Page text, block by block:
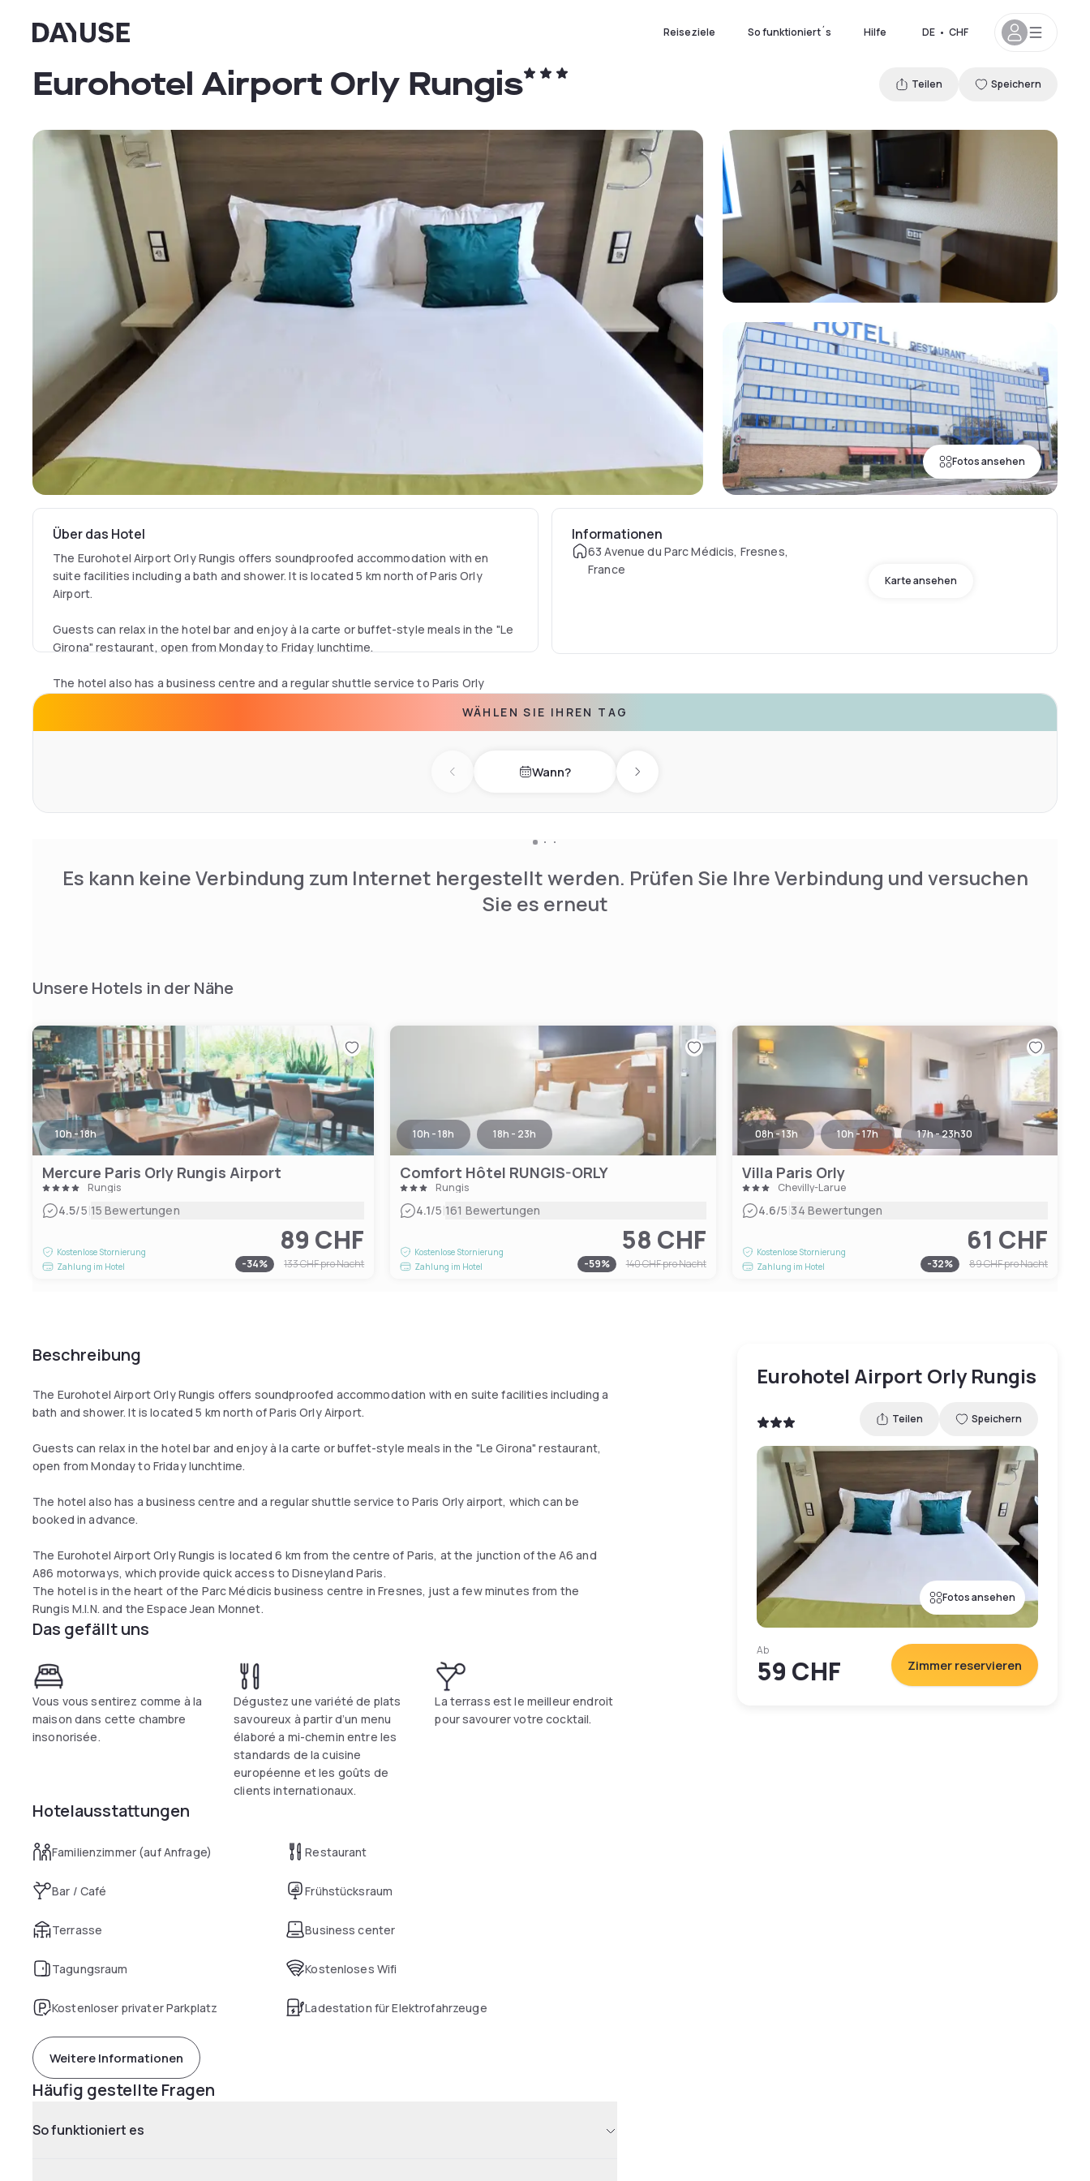
Dayuse Reiseziele So funktioniert´s Hilfe DE • CHF
Fotos ansehen
Eurohotel Airport Orly Rungis Teilen Speichern
Über das Hotel
The Eurohotel Airport Orly Rungis offers soundproofed accommodation with en
suite facilities including a bath and shower. It is located 5 km north of Paris Orly
Airport.
Guests can relax in the hotel bar and enjoy à la carte or buffet-style meals in the "Le
Girona" restaurant, open from Monday to Friday lunchtime.
The hotel also has a business centre and a regular shuttle service to Paris Orly
The Eurohotel Airport Orly Rungis is located 6 km from the centre of Paris, at the
Informationen
63 Avenue du Parc Médicis, Fresnes,
France
Karte ansehen
WÄHLEN SIE IHREN TAG
Previous day Wann? Next day
Es kann keine Verbindung zum Internet hergestellt werden. Prüfen Sie Ihre Verbindung und versuchen
Sie es erneut
Unsere Hotels in der Nähe
10h - 18h
Mercure Paris Orly Rungis Airport
Rungis
4.5/5|15 Bewertungen
Kostenlose Stornierung
Zahlung im Hotel
89 CHF
-34% 133 CHFpro Nacht
10h - 18h 18h - 23h
Comfort Hôtel RUNGIS-ORLY
Rungis
4.1/5|161 Bewertungen
Kostenlose Stornierung
Zahlung im Hotel
58 CHF
-59% 140 CHFpro Nacht
08h - 13h 10h - 17h 17h - 23h30
Villa Paris Orly
Chevilly-Larue
4.6/5|34 Bewertungen
Kostenlose Stornierung
Zahlung im Hotel
61 CHF
-32% 89 CHFpro Nacht
Beschreibung
The Eurohotel Airport Orly Rungis offers soundproofed accommodation with en suite facilities including a
bath and shower. It is located 5 km north of Paris Orly Airport.
Guests can relax in the hotel bar and enjoy à la carte or buffet-style meals in the "Le Girona" restaurant,
open from Monday to Friday lunchtime.
The hotel also has a business centre and a regular shuttle service to Paris Orly airport, which can be
booked in advance.
The Eurohotel Airport Orly Rungis is located 6 km from the centre of Paris, at the junction of the A6 and
A86 motorways, which provide quick access to Disneyland Paris.
The hotel is in the heart of the Parc Médicis business centre in Fresnes, just a few minutes from the
Rungis M.I.N. and the Espace Jean Monnet.
Das gefällt uns
Vous vous sentirez comme à la
maison dans cette chambre
insonorisée.
Dégustez une variété de plats
savoureux à partir d’un menu
élaboré a mi-chemin entre les
standards de la cuisine
européenne et les goûts de
clients internationaux.
La terrass est le meilleur endroit
pour savourer votre cocktail.
Hotelausstattungen
Familienzimmer (auf Anfrage) Restaurant
Bar / Café Frühstücksraum
Terrasse Business center
Tagungsraum Kostenloses Wifi
Kostenloser privater Parkplatz Ladestation für Elektrofahrzeuge
Weitere Informationen
Häufig gestellte Fragen
So funktioniert es
Eurohotel Airport Orly Rungis
Teilen Speichern
Fotos ansehen
Ab
59 CHF Zimmer reservieren